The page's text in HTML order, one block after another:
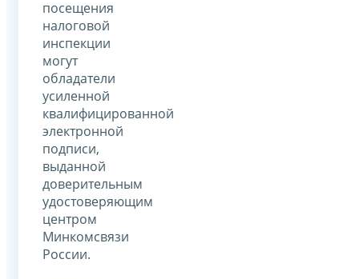
посещения
налоговой
инспекции
могут
обладатели
усиленной
квалифицированной
электронной
подписи,
выданной
доверительным
удостоверяющим
центром
Минкомсвязи
России.